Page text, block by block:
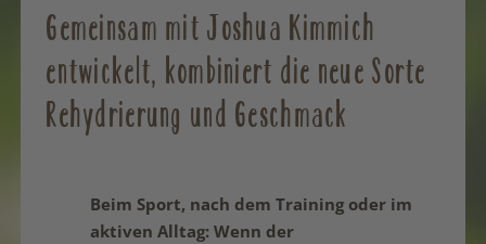
Gemeinsam mit Joshua Kimmich
entwickelt, kombiniert die neue Sorte
Rehydrierung und Geschmack
Beim Sport, nach dem Training oder im
aktiven Alltag: Wenn der